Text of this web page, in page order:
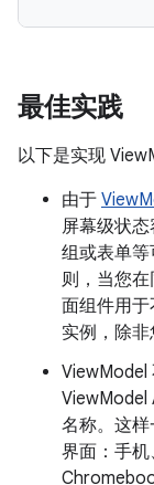
最佳实践
以下是实现
由于
屏幕级状
组或表单
则，当您
面组件用于
实例，除非
ViewModel
ViewModel
名称。这
界面：手